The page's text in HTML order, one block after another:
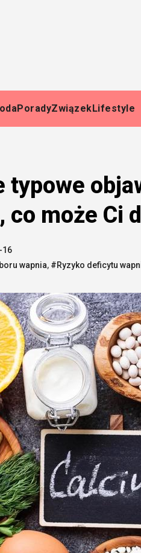
PoradyZwiązekLifestyle
typowe
co może Ci
16
wapnia, #Ryzyko deficytu